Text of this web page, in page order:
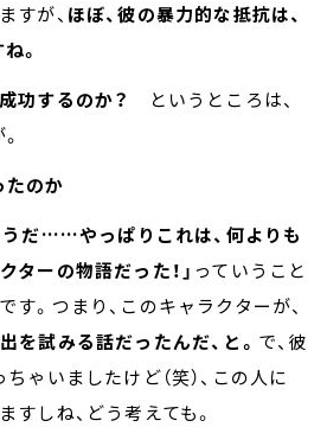
すが、 ほぼ、彼の暴力的な抵抗は、
。
功するのか？
というところは、
のか
うだ……やっぱりこれは、何よりも
ターの物語だった！」 っていうこと
す。つまり、このキャラクターが、
を試みる話だったんだ、と。 で、彼
ゃいましたけど（笑）、この人に
すしね、どう考えても。